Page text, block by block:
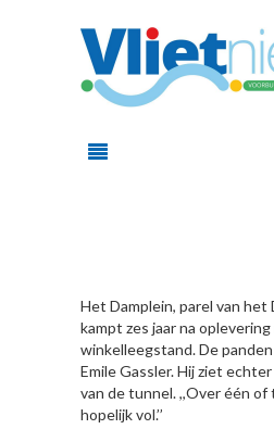
Het Damplein, parel van het
kampt zes jaar na
winkelleegstand. De
Emile Gassler. Hij ziet
van de tunnel. ,,Over één of
hopelijk vol.’’